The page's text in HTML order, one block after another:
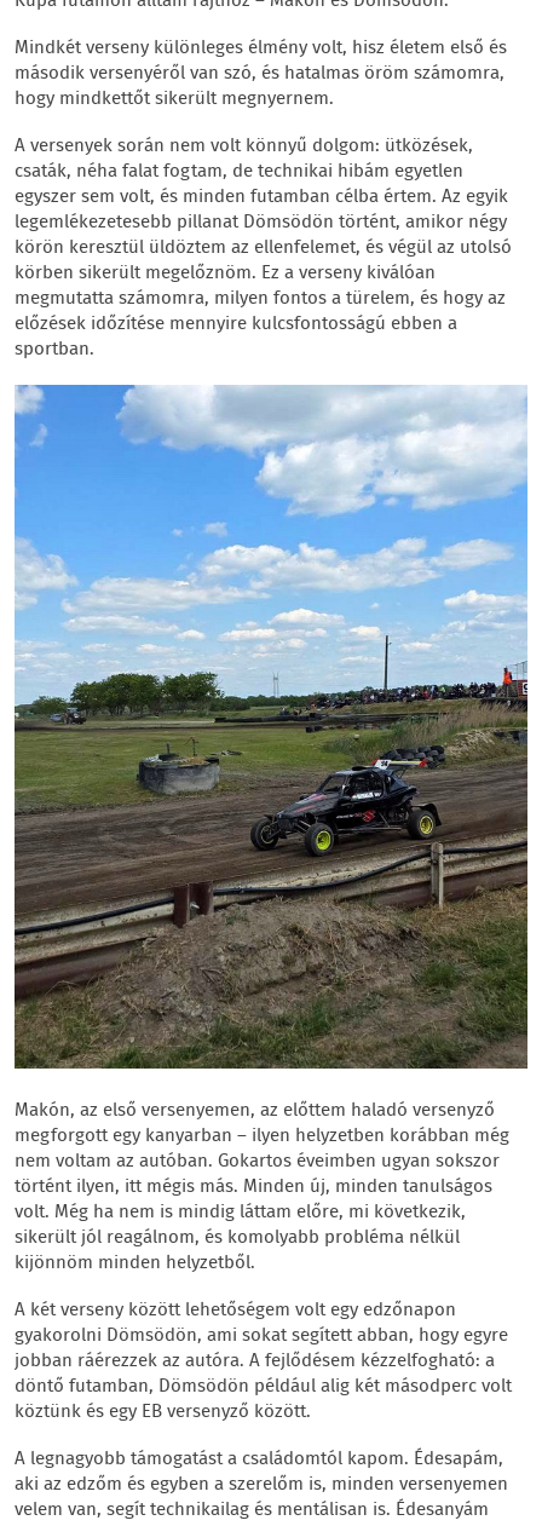
Mindkét verseny különleges élmény volt, hisz életem első és
második versenyéről van szó, és hatalmas öröm számomra,
hogy mindkettőt sikerült megnyernem.
A versenyek során nem volt könnyű dolgom: ütközések,
csaták, néha falat fogtam, de technikai hibám egyetlen
egyszer sem volt, és minden futamban célba értem. Az egyik
legemlékezetesebb pillanat Dömsödön történt, amikor négy
körön keresztül üldöztem az ellenfelemet, és végül az utolsó
körben sikerült megelőznöm. Ez a verseny kiválóan
megmutatta számomra, milyen fontos a türelem, és hogy az
előzések időzítése mennyire kulcsfontosságú ebben a
sportban.
Makón, az első versenyemen, az előttem haladó versenyző
megforgott egy kanyarban – ilyen helyzetben korábban még
nem voltam az autóban. Gokartos éveimben ugyan sokszor
történt ilyen, itt mégis más. Minden új, minden tanulságos
volt. Még ha nem is mindig láttam előre, mi következik,
sikerült jól reagálnom, és komolyabb probléma nélkül
kijönnöm minden helyzetből.
A két verseny között lehetőségem volt egy edzőnapon
gyakorolni Dömsödön, ami sokat segített abban, hogy egyre
jobban ráérezzek az autóra. A fejlődésem kézzelfogható: a
döntő futamban, Dömsödön például alig két másodperc volt
köztünk és egy EB versenyző között.
A legnagyobb támogatást a családomtól kapom. Édesapám,
aki az edzőm és egyben a szerelőm is, minden versenyemen
velem van, segít technikailag és mentálisan is. Édesanyám